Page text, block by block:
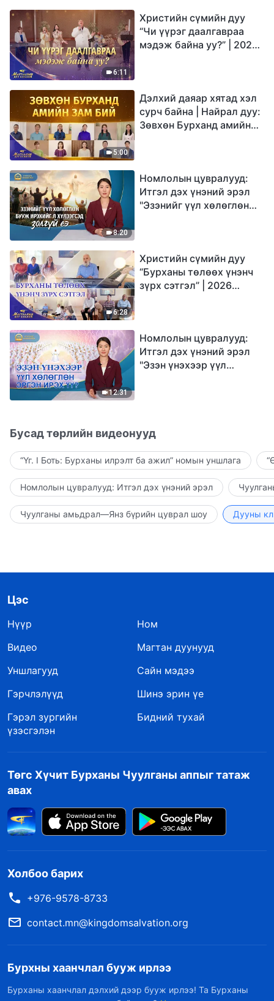
6:11
Христийн сүмийн дуу
“Чи үүрэг даалгавраа
мэдэж байна уу?” | 2026
5:00
Дэлхий даяар хятад хэл
сурч байна | Найрал дуу:
Зөвхөн Бурханд амийн
8:20
Номлолын цувралууд:
Итгэл дэх үнэний эрэл
"Эзэнийг үүл хөлөглөн
6:28
Христийн сүмийн дуу
“Бурханы төлөөх үнэнч
зүрх сэтгэл” | 2026
12:31
Номлолын цувралууд:
Итгэл дэх үнэний эрэл
"Эзэн үнэхээр үүл
Бусад төрлийн видеонууд
“Үг. I Боть: Бурханы илрэлт ба ажил” номын уншлага
Номлолын цувралууд: Итгэл дэх үнэний эрэл
Чуулганы амьдрал—Янз бүрийн цуврал шоу Дууны
Цэс
Нүүр
Ном
Видео
Магтан дуунууд
Уншлагууд
Сайн мэдээ
Гэрчлэлүүд
Шинэ эрин үе
Гэрэл зургийн
үзэсгэлэн
Бидний тухай
Төгс Хүчит Бурханы Чуулганы аппыг татаж
авах
Холбоо барих
+976-9578-8733
contact.mn@kingdomsalvation.org
Бурхны хаанчлал бууж ирлээ
Бурханы хаанчлал дэлхий дээр бууж ирлээ! Та Бурханы